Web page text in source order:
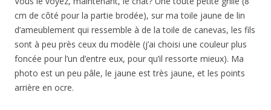
cm de côté pour la partie brodée), sur ma toile jaune de lin
d’ameublement qui ressemble à de la toile de canevas, les fils
sont à peu près ceux du modèle (j’ai choisi une couleur plus
foncée pour l’un d’entre eux, pour qu’il ressorte mieux). Ma
photo est un peu pâle, le jaune est très jaune, et les points
arrière en ocre.